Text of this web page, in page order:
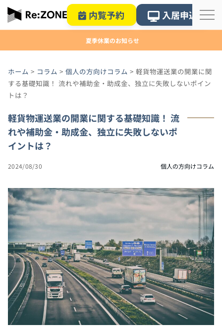
内覧予約 入居申込
夏季休業のお知らせ
ホーム > コラム > 個人の方向けコラム > 軽貨物運送業の開業に関
する基礎知識！ 流れや補助金・助成金、独立に失敗しないポイン
トは？
軽貨物運送業の開業に関する基礎知識！ 流
れや補助金・助成金、独立に失敗しないポ
イントは？
2024/08/30 個人の方向けコラム